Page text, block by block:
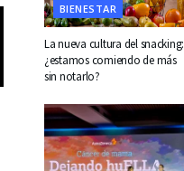
BIENESTAR
La nueva cultura del snacking:
¿estamos comiendo de más
sin notarlo?